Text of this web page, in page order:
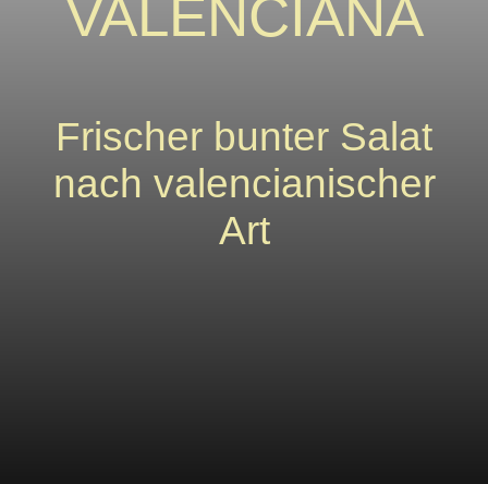
VALENCIANA
Frischer bunter Salat
nach valencianischer
Art